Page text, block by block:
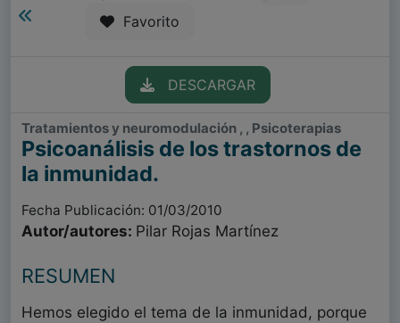
Favorito
DESCARGAR
Tratamientos y neuromodulación , , Psicoterapias
Psicoanálisis de los trastornos de
la inmunidad.
Fecha Publicación: 01/03/2010
Autor/autores: Pilar Rojas Martínez
RESUMEN
Hemos elegido el tema de la inmunidad, porque